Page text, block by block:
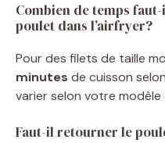
Combien de temps
poulet dans l’airfryer?
Pour des filets de taille
minutes de cuisson
varier selon votre
Faut-il retourner le